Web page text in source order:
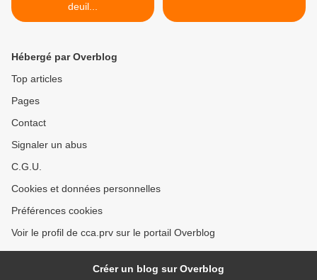
deuil...
Hébergé par Overblog
Top articles
Pages
Contact
Signaler un abus
C.G.U.
Cookies et données personnelles
Préférences cookies
Voir le profil de cca.prv sur le portail Overblog
Créer un blog sur Overblog